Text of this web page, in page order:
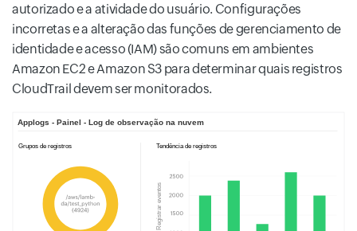
autorizado e a atividade do usuário. Configurações
incorretas e a alteração das funções de gerenciamento de
identidade e acesso (IAM) são comuns em ambientes
Amazon EC2 e Amazon S3 para determinar quais registros
CloudTrail devem ser monitorados.